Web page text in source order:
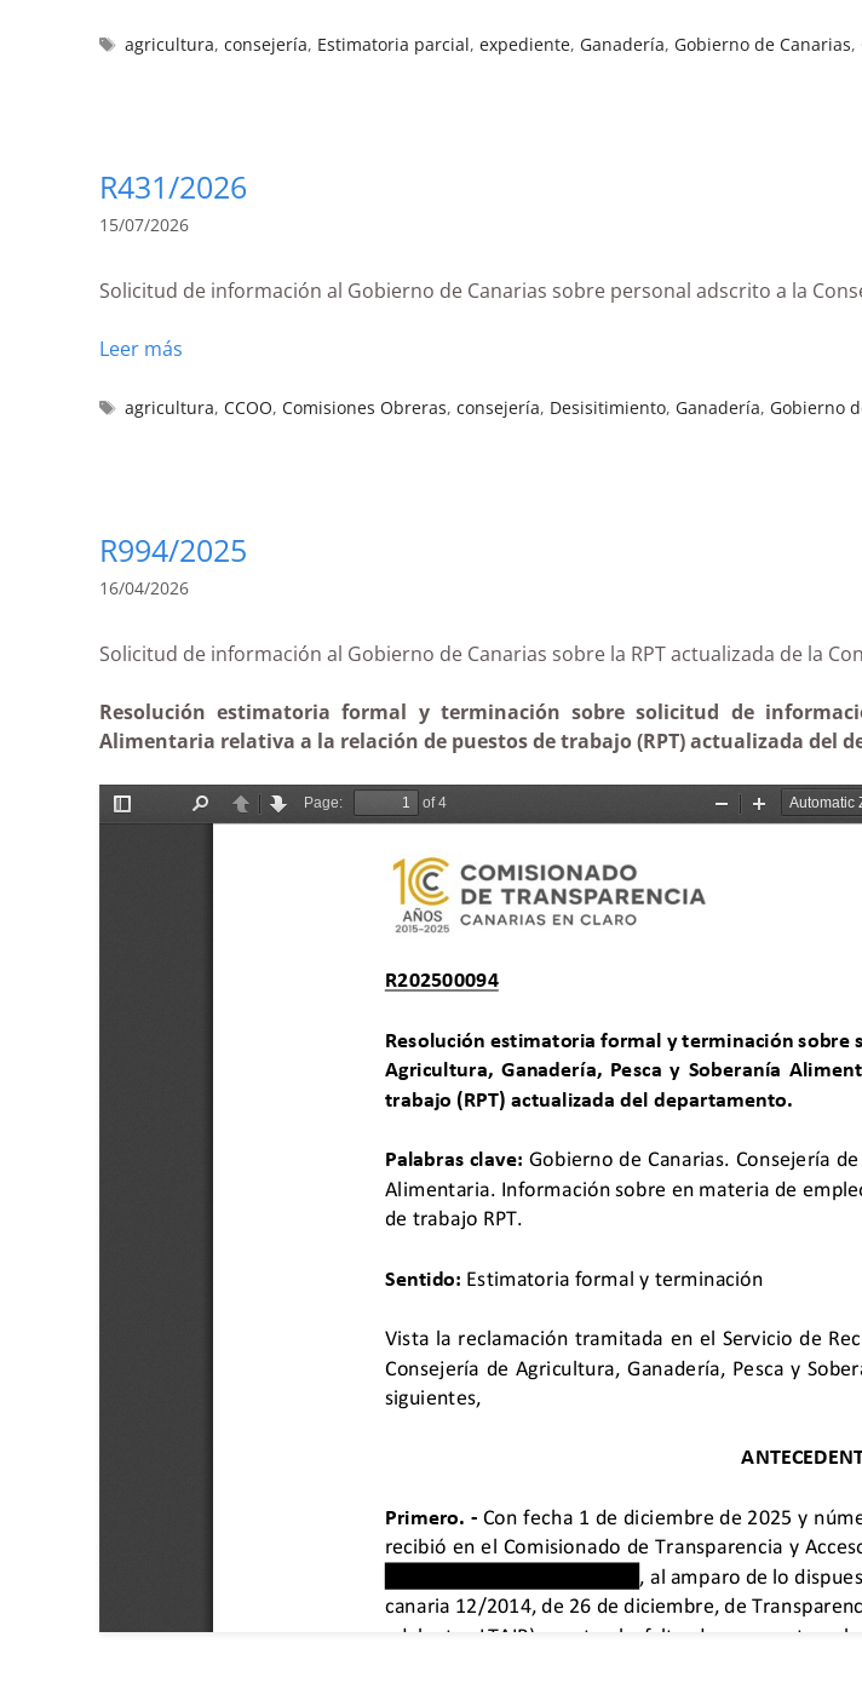
agricultura,consejería, Estimatoria parcial,expediente, Ganadería, Gobierno de Canarias,
R431/2026
15/07/2026
Solicitud de información al Gobierno de Canarias sobre personal adscrito a la
Leer más
agricultura,CCOO,Comisiones Obreras,consejería, Desisitimiento, Ganadería, Gobierno
R994/2025
16/04/2026
Solicitud de información al Gobierno de Canarias sobre la RPT actualizada
Resolución estimatoria formal y terminación sobre solicitud de
Alimentaria relativa a la relación de puestos de trabajo (RPT) actualizada del